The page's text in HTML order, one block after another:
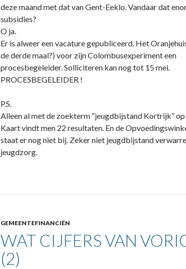
deze maand met dat van Gent-Eeklo. Vandaar dat
subsidies?
O ja.
Er is alweer een vacature gepubliceerd. Het
de derde maal?) voor zijn Colombusexperiment een
procesbegeleider. Solliciteren kan nog tot 15 mei.
PROCESBEGELEIDER !
P.S.
Alleen al met de zoekterm “jeugdbijstand Kortrijk” op
Kaart vindt men 22 resultaten. En de
staat er nog niet bij. Zeker niet jeugdbijstand
jeugdzorg.
GEMEENTEFINANCIËN
WAT CIJFERS VAN
(2)